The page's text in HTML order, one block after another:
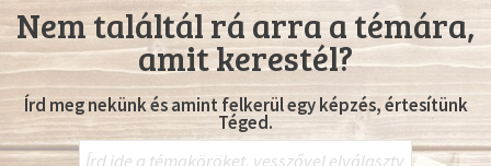
Nem találtál rá arra a témára,
amit kerestél?
Írd meg nekünk és amint felkerül egy képzés, értesítünk
Téged.